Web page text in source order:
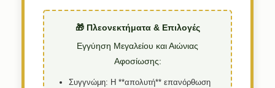
🎁 Πλεονεκτήματα & Επιλογές
Εγγύηση Μεγαλείου και Αιώνιας
Αφοσίωσης:
Συγγνώμη: Η **απολυτή** επανόρθωση